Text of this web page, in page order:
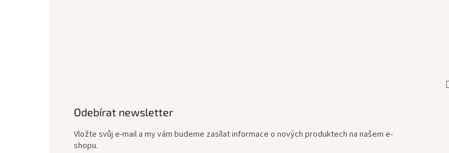
Odebírat newsletter
Vložte svůj e-mail a my vám budeme zasílat informace o nových produktech na našem e-
shopu.